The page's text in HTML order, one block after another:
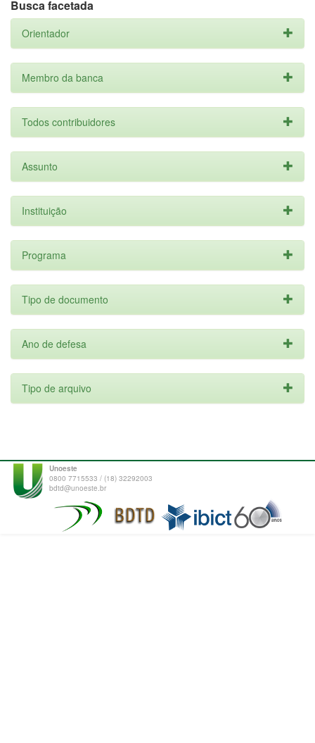
Busca facetada
Orientador
Membro da banca
Todos contribuidores
Assunto
Instituição
Programa
Tipo de documento
Ano de defesa
Tipo de arquivo
Unoeste
0800 7715533 / (18) 32292003
bdtd@unoeste.br